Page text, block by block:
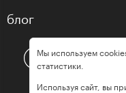
блог
Мы используем
статистики.
Используя сайт, вы